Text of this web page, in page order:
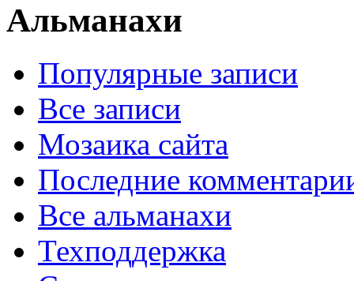
Альманахи
Популярные записи
Все записи
Мозаика сайта
Последние
Все альманахи
Техподдержка